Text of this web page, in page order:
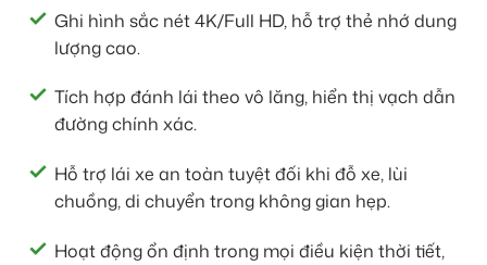
Ghi hình sắc nét 4K/Full HD, hỗ trợ thẻ nhớ dung
lượng cao.
Tích hợp đánh lái theo vô lăng, hiển thị vạch dẫn
đường chính xác.
Hỗ trợ lái xe an toàn tuyệt đối khi đỗ xe, lùi
chuồng, di chuyển trong không gian hẹp.
Hoạt động ổn định trong mọi điều kiện thời tiết,